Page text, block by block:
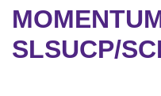
SLSUCP/